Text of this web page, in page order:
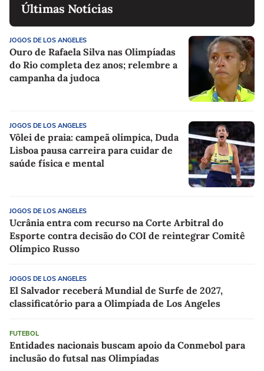
Últimas Notícias
JOGOS DE LOS ANGELES
Ouro de Rafaela Silva nas Olimpíadas
do Rio completa dez anos; relembre a
campanha da judoca
JOGOS DE LOS ANGELES
Vôlei de praia: campeã olímpica, Duda
Lisboa pausa carreira para cuidar de
saúde física e mental
JOGOS DE LOS ANGELES
Ucrânia entra com recurso na Corte Arbitral do
Esporte contra decisão do COI de reintegrar Comitê
Olímpico Russo
JOGOS DE LOS ANGELES
El Salvador receberá Mundial de Surfe de 2027,
classificatório para a Olimpíada de Los Angeles
FUTEBOL
Entidades nacionais buscam apoio da Conmebol para
inclusão do futsal nas Olimpíadas